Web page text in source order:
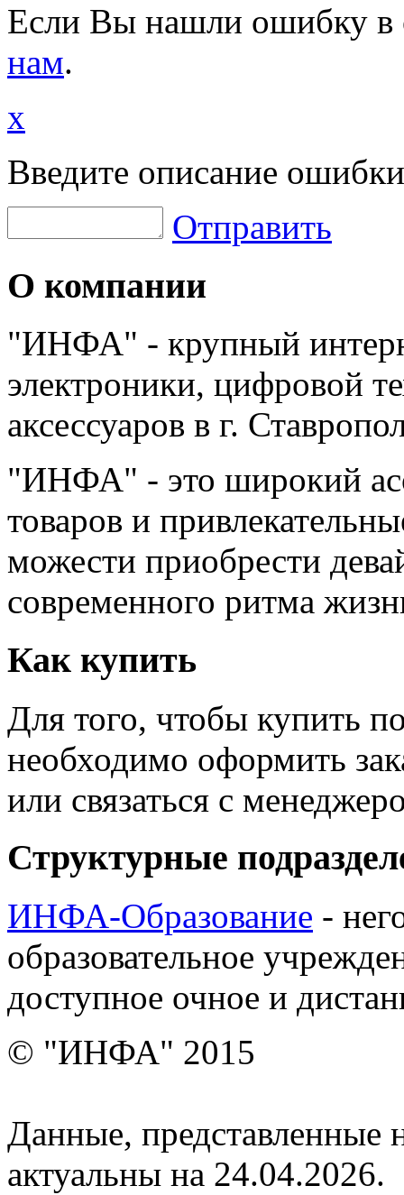
Если Вы нашли ошибку в
нам.
x
Введите описание
Отправить
О компании
"ИНФА" - крупный
электроники, цифровой
аксессуаров в г.
"ИНФА" - это широкий
товаров и
можести приобрести
современного ритма
Как купить
Для того, чтобы купить
необходимо оформить
или связаться с
Структурные
ИНФА-Образование -
образовательное
доступное очное и
© "ИНФА" 2015
Данные, представленные
актуальны на 24.04.2026.